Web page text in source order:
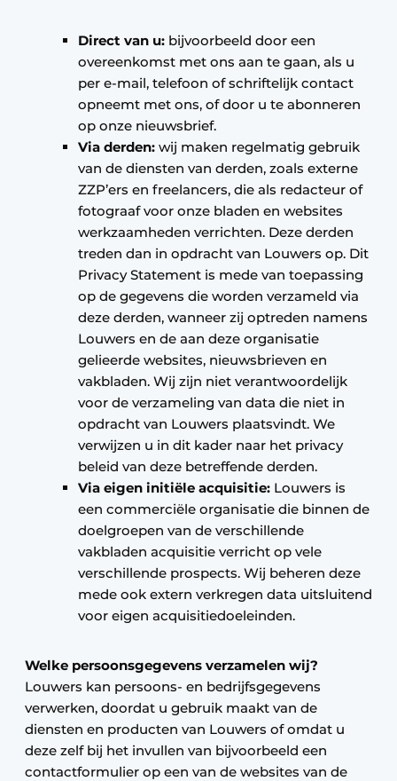
Direct van u: bijvoorbeeld door een
overeenkomst met ons aan te gaan, als u
per e-mail, telefoon of schriftelijk contact
opneemt met ons, of door u te abonneren
op onze nieuwsbrief.
Via derden: wij maken regelmatig gebruik
van de diensten van derden, zoals externe
ZZP’ers en freelancers, die als redacteur of
fotograaf voor onze bladen en websites
werkzaamheden verrichten. Deze derden
treden dan in opdracht van Louwers op. Dit
Privacy Statement is mede van toepassing
op de gegevens die worden verzameld via
deze derden, wanneer zij optreden namens
Louwers en de aan deze organisatie
gelieerde websites, nieuwsbrieven en
vakbladen. Wij zijn niet verantwoordelijk
voor de verzameling van data die niet in
opdracht van Louwers plaatsvindt. We
verwijzen u in dit kader naar het privacy
beleid van deze betreffende derden.
Via eigen initiële acquisitie: Louwers is
een commerciële organisatie die binnen de
doelgroepen van de verschillende
vakbladen acquisitie verricht op vele
verschillende prospects. Wij beheren deze
mede ook extern verkregen data uitsluitend
voor eigen acquisitiedoeleinden.
Welke persoonsgegevens verzamelen wij?
Louwers kan persoons- en bedrijfsgegevens
verwerken, doordat u gebruik maakt van de
diensten en producten van Louwers of omdat u
deze zelf bij het invullen van bijvoorbeeld een
contactformulier op een van de websites van de